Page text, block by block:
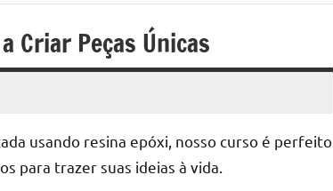
Criar Peças Únicas
usando resina epóxi, nosso curso é perfeito
para trazer suas ideias à vida.